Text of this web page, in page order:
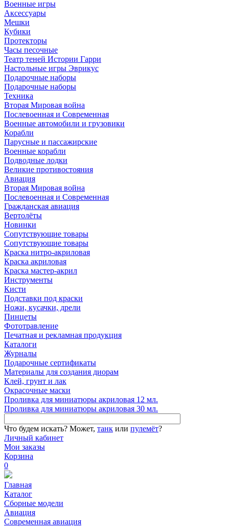
Военные игры
Аксессуары
Мешки
Кубики
Протекторы
Часы песочные
Театр теней Истории Гарри
Настольные игры Эврикус
Подарочные наборы
Подарочные наборы
Техника
Вторая Мировая война
Послевоенная и Современная
Военные автомобили и грузовики
Корабли
Парусные и пассажирские
Военные корабли
Подводные лодки
Великие противостояния
Авиация
Вторая Мировая война
Послевоенная и Современная
Гражданская авиация
Вертолёты
Новинки
Сопутствующие товары
Сопутствующие товары
Краска нитро-акриловая
Краска акриловая
Краска мастер-акрил
Инструменты
Кисти
Подставки под краски
Ножи, кусачки, дрели
Пинцеты
Фототравление
Печатная и рекламная продукция
Каталоги
Журналы
Подарочные сертификаты
Материалы для создания диорам
Клей, грунт и лак
Окрасочные маски
Проливка для миниатюры акриловая 12 мл.
Проливка для миниатюры акриловая 30 мл.
Что будем искать? Может, танк или пулемёт?
Личный кабинет
Мои заказы
Корзина
0
Главная
Каталог
Сборные модели
Авиация
Современная авиация